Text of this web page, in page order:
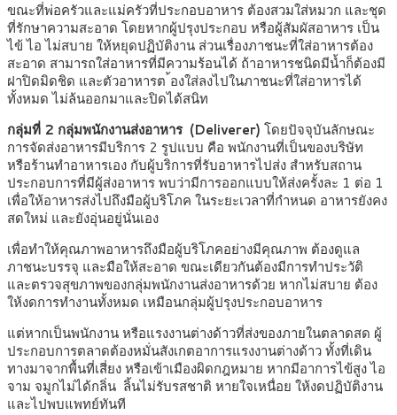
ขณะที่พ่อครัวและแม่ครัวที่ประกอบอาหาร ต้องสวมใส่หมวก และชุด
ที่รักษาความสะอาด โดยหากผู้ปรุงประกอบ หรือผู้สัมผัสอาหาร เป็น
ไข้ ไอ ไม่สบาย ให้หยุดปฏิบัติงาน ส่วนเรื่องภาชนะที่ใส่อาหารต้อง
สะอาด สามารถใส่อาหารที่มีความร้อนได้ ถ้าอาหารชนิดมีน้ำก็ต้องมี
ฝาปิดมิดชิด และตัวอาหารต ้องใส่ลงไปในภาชนะที่ใส่อาหารได้
ทั้งหมด ไม่ล้นออกมาและปิดได้สนิท
กลุ่มที่ 2 กลุ่มพนักงานส่งอาหาร (Deliverer) โดยปัจจุบันลักษณะ
การจัดส่งอาหารมีบริการ 2 รูปแบบ คือ พนักงานที่เป็นของบริษัท
หรือร้านทำอาหารเอง กับผู้บริการที่รับอาหารไปส่ง สำหรับสถาน
ประกอบการที่มีผู้ส่งอาหาร พบว่ามีการออกแบบให้ส่งครั้งละ 1 ต่อ 1
เพื่อให้อาหารส่งไปถึงมือผู้บริโภค ในระยะเวลาที่กำหนด อาหารยังคง
สดใหม่ และยังอุ่นอยู่นั่นเอง
เพื่อทำให้คุณภาพอาหารถึงมือผู้บริโภคอย่างมีคุณภาพ ต้องดูแล
ภาชนะบรรจุ และมือให้สะอาด ขณะเดียวกันต้องมีการทำประวัติ
และตรวจสุขภาพของกลุ่มพนักงานส่งอาหารด้วย หากไม่สบาย ต้อง
ให้งดการทำงานทั้งหมด เหมือนกลุ่มผู้ปรุงประกอบอาหาร
แต่หากเป็นพนักงาน หรือแรงงานต่างด้าวที่ส่งของภายในตลาดสด ผู้
ประกอบการตลาดต้องหมั่นสังเกตอาการแรงงานต่างด้าว ทั้งที่เดิน
ทางมาจากพื้นที่เสี่ยง หรือเข้าเมืองผิดกฎหมาย หากมีอาการไข้สูง ไอ
จาม จมูกไม่ได้กลิ่น ลิ้นไม่รับรสชาติ หายใจเหนื่อย ให้งดปฏิบัติงาน
และไปพบแพทย์ทันที